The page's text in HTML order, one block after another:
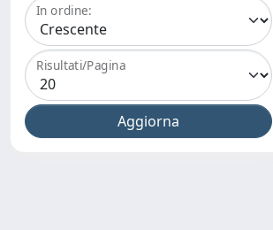
In ordine:
Risultati/Pagina